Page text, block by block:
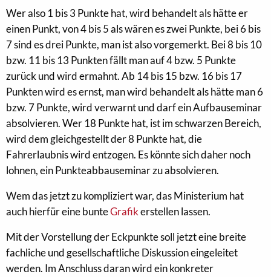
Wer also 1 bis 3 Punkte hat, wird behandelt als hätte er
einen Punkt, von 4 bis 5 als wären es zwei Punkte, bei 6 bis
7 sind es drei Punkte, man ist also vorgemerkt. Bei 8 bis 10
bzw. 11 bis 13 Punkten fällt man auf 4 bzw. 5 Punkte
zurück und wird ermahnt. Ab 14 bis 15 bzw. 16 bis 17
Punkten wird es ernst, man wird behandelt als hätte man 6
bzw. 7 Punkte, wird verwarnt und darf ein Aufbauseminar
absolvieren. Wer 18 Punkte hat, ist im schwarzen Bereich,
wird dem gleichgestellt der 8 Punkte hat, die
Fahrerlaubnis wird entzogen. Es könnte sich daher noch
lohnen, ein Punkteabbauseminar zu absolvieren.
Wem das jetzt zu kompliziert war, das Ministerium hat
auch hierfür eine bunteGrafikerstellen lassen.
Mit der Vorstellung der Eckpunkte soll jetzt eine breite
fachliche und gesellschaftliche Diskussion eingeleitet
werden. Im Anschluss daran wird ein konkreter